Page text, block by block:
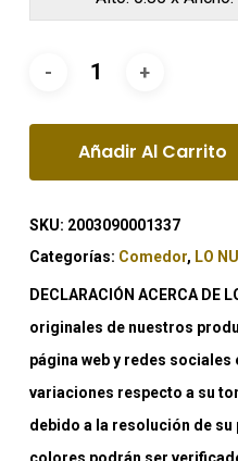
Añadir Al Carrito
SKU: 2003090001337
Categorías: Comedor, LO
DECLARACIÓN ACERCA DE
originales de nuestros
página web y redes
variaciones respecto a su
debido a la resolución de